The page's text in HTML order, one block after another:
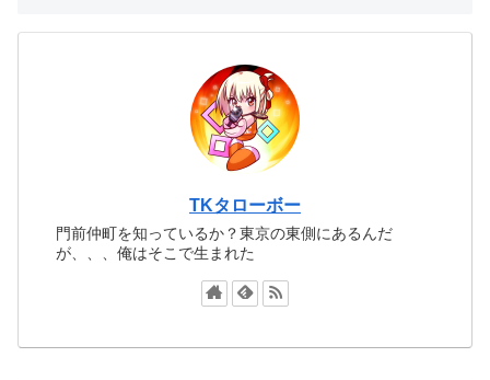
TKタローボー
門前仲町を知っているか？東京の東側にあるんだ
が、、、俺はそこで生まれた